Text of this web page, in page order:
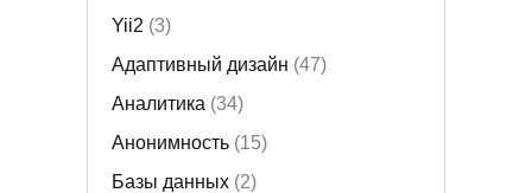
Yii2 (3)
Адаптивный дизайн (47)
Аналитика (34)
Анонимность(15)
Базы данных(2)